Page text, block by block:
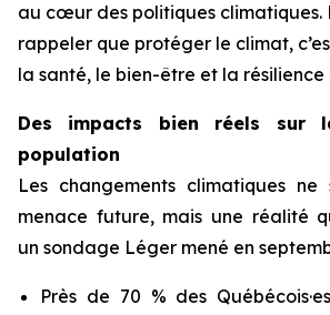
au cœur des politiques climatiques.
rappeler que protéger le climat,
la santé, le bien-être et la
Des impacts bien réels sur
population
Les changements climatiques ne
menace future, mais une réalité
un sondage Léger mené en
Près de 70 % des